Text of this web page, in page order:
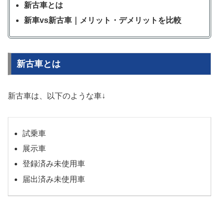
新古車とは
新車vs新古車｜メリット・デメリットを比較
新古車とは
新古車は、以下のような車↓
試乗車
展示車
登録済み未使用車
届出済み未使用車